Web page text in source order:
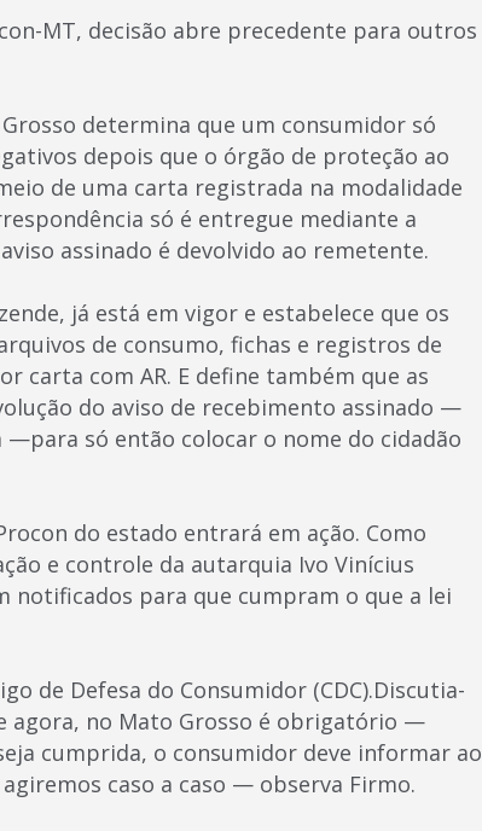
MT, decisão abre precedente para outros
determina que um consumidor só
depois que o órgão de proteção ao
de uma carta registrada na modalidade
só é entregue mediante a
assinado é devolvido ao remetente.
já está em vigor e estabelece que os
de consumo, fichas e registros de
carta com AR. E define também que as
do aviso de recebimento assinado —
só então colocar o nome do cidadão
do estado entrará em ação. Como
e controle da autarquia Ivo Vinícius
notificados para que cumpram o que a lei
de Defesa do Consumidor (CDC).Discutia-
agora, no Mato Grosso é obrigatório —
cumprida, o consumidor deve informar ao
caso a caso — observa Firmo.